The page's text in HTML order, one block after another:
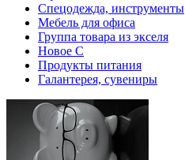
Спецодежда, инструменты
Мебель для офиса
Группа товара из экселя
Новое С
Продукты питания
Галантерея, сувениры